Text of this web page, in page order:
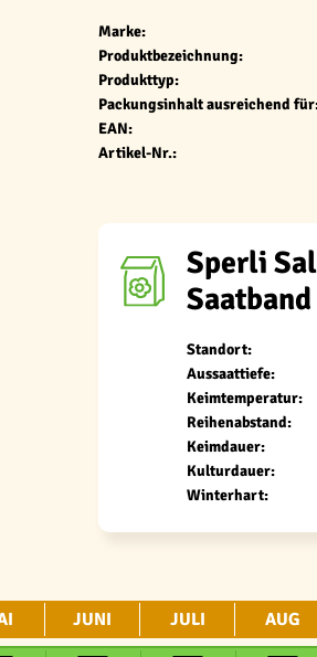
Marke:
Produktbezeichnung:
Produkttyp:
Packungsinhalt ausreichend
EAN:
Artikel-Nr.:
Sperli
Saatband
Standort:
Aussaattiefe:
Keimtemperatur:
Reihenabstand:
Keimdauer:
Kulturdauer:
Winterhart:
JUNI JULI AUG